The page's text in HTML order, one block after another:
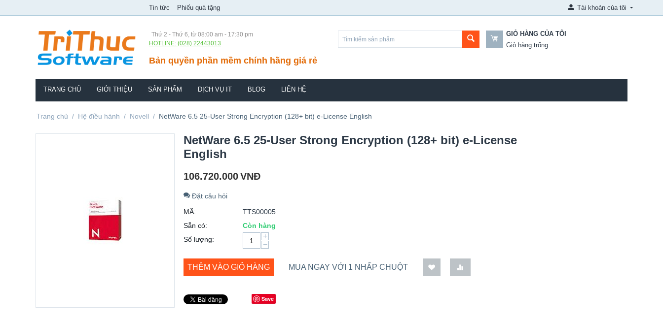
Tin tức Phiếu quà tặng Tài khoản của tôi
Thứ 2 - Thứ 6, từ 08:00 am - 17:30 pm
HOTLINE: (028) 22443013
Bản quyền phần mềm chính hãng giá rẻ
GIỎ HÀNG CỦA TÔI
Giỏ hàng trống
TRANG CHỦ GIỚI THIỆU SẢN PHẨM DỊCH VỤ IT BLOG LIÊN HỆ
Trang chủ / Hệ điều hành / Novell / NetWare 6.5 25-User Strong Encryption (128+ bit) e-License English
NetWare 6.5 25-User Strong Encryption (128+ bit) e-License
English
106.720.000VNĐ
Đặt câu hỏi
MÃ:
TTS00005
Sẵn có:
Còn hàng
Số lượng:
+
−
THÊM VÀO GIỎ HÀNG MUA NGAY VỚI 1 NHẤP CHUỘT
Save